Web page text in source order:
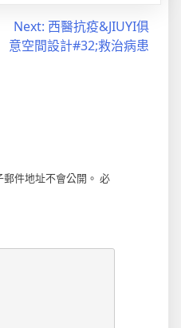
Next: 西醫抗疫&JIUYI俱
意空間設計#32;救治病患
件地址不會公開。 必